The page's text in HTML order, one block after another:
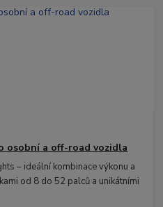
osobní a off-road vozidla
– ideální kombinace výkonu a
od 8 do 52 palců a unikátními